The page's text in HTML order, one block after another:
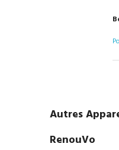
Autres
RenouVo